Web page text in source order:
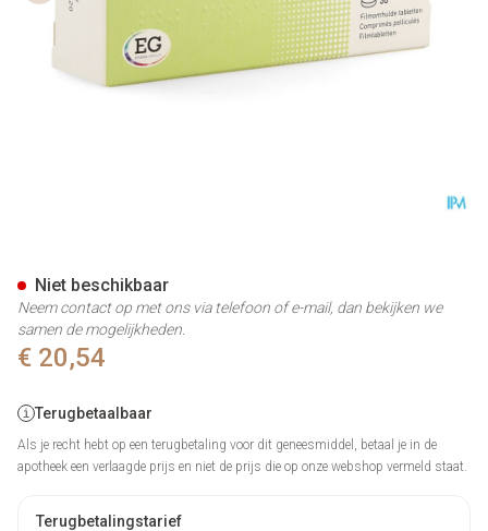
€ 20,54
Terugbetaalbaar
Als je recht hebt op een terugbetaling voor dit geneesmiddel, betaal je in de
apotheek een verlaagde prijs en niet de prijs die op onze webshop vermeld staat.
Terugbetalingstarief
Niet beschikbaar
Neem contact op met ons via telefoon of e-mail, dan bekijken we
samen de mogelijkheden.